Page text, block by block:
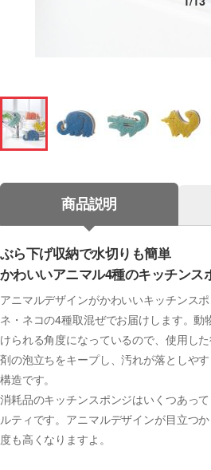
商品説明
ぶら下げ収納で水切りも簡単
かわいいアニマル4種のキッチンス
アニマルデザインがかわいいキッチンス
ネ・ネコの4種取混ぜでお届けします。
けられる角度になっているので、使用し
剤の泡立ちをキープし、汚れが落としや
構造です。
消耗品のキッチンスポンジはいくつあっ
ルティです。アニマルデザインが目立つ
度も高くなりますよ。